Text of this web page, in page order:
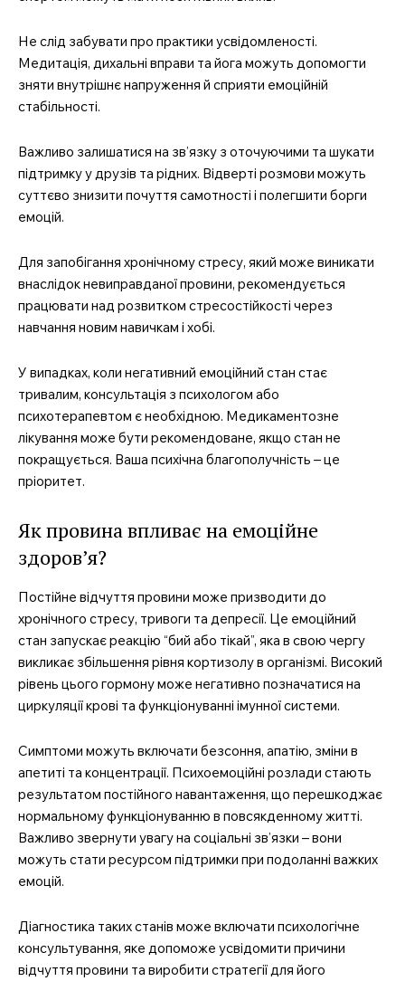
професійний медичний
портал
SUBSCRIBE NOW
Company
Про нас
Контакти
Мій акаунт
Медичні книги
Не слід забувати про практики усвідомленості.
Медитація, дихальні вправи та йога можуть допомогти
зняти внутрішнє напруження й сприяти емоційній
стабільності.
Важливо залишатися на зв’язку з оточуючими та шукати
підтримку у друзів та рідних. Відверті розмови можуть
суттєво знизити почуття самотності і полегшити борги
емоцій.
Для запобігання хронічному стресу, який може виникати
внаслідок невиправданої провини, рекомендується
працювати над розвитком стресостійкості через
навчання новим навичкам і хобі.
У випадках, коли негативний емоційний стан стає
тривалим, консультація з психологом або
психотерапевтом є необхідною. Медикаментозне
лікування може бути рекомендоване, якщо стан не
покращується. Ваша психічна благополучність – це
пріоритет.
Як провина впливає на емоційне
здоров’я?
Постійне відчуття провини може призводити до
хронічного стресу, тривоги та депресії. Це емоційний
стан запускає реакцію “бий або тікай”, яка в свою чергу
викликає збільшення рівня кортизолу в організмі. Високий
рівень цього гормону може негативно позначатися на
циркуляції крові та функціонуванні імунної системи.
Симптоми можуть включати безсоння, апатію, зміни в
апетиті та концентрації. Психоемоційні розлади стають
результатом постійного навантаження, що перешкоджає
нормальному функціонуванню в повсякденному житті.
Важливо звернути увагу на соціальні зв’язки – вони
можуть стати ресурсом підтримки при подоланні важких
емоцій.
Діагностика таких станів може включати психологічне
консультування, яке допоможе усвідомити причини
відчуття провини та виробити стратегії для його